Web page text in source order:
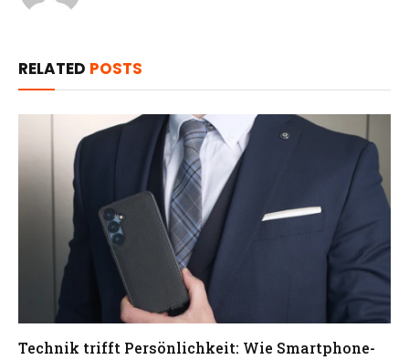
RELATED POSTS
Technik trifft Persönlichkeit: Wie Smartphone-